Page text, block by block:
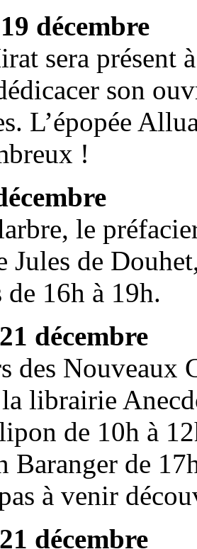
décembre
sera présent
son
L’épopée
!
le
Jules de
de 16h à 19h.
décembre
des Nouveaux
la librairie
de 10h à
Baranger de
à venir
décembre